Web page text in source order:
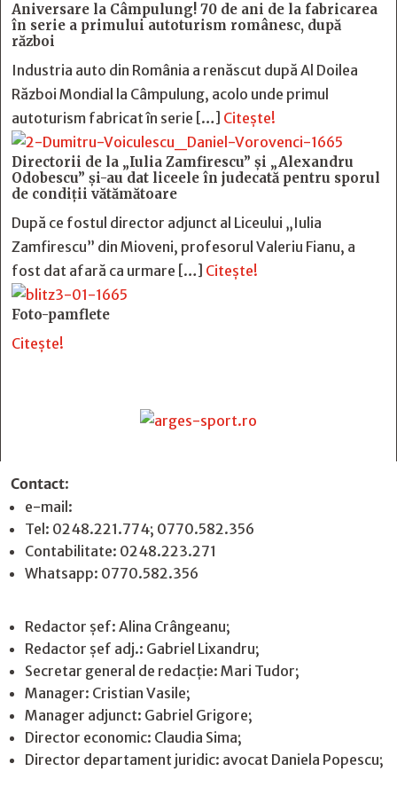
Aniversare la Câmpulung! 70 de ani de la fabricarea
în serie a primului autoturism românesc, după
război
Industria auto din România a renăscut după Al Doilea
Război Mondial la Câmpulung, acolo unde primul
autoturism fabricat în serie […] Citește!
Directorii de la „Iulia Zamfirescu” și „Alexandru
Odobescu” și-au dat liceele în judecată pentru sporul
de condiții vătămătoare
După ce fostul director adjunct al Liceului „Iulia
Zamfirescu” din Mioveni, profesorul Valeriu Fianu, a
fost dat afară ca urmare […] Citește!
Foto-pamflete
Citește!
Contact:
e-mail:
Tel: 0248.221.774; 0770.582.356
Contabilitate: 0248.223.271
Whatsapp: 0770.582.356
Redactor șef: Alina Crângeanu;
Redactor șef adj.: Gabriel Lixandru;
Secretar general de redacție: Mari Tudor;
Manager: Cristian Vasile;
Manager adjunct: Gabriel Grigore;
Director economic: Claudia Sima;
Director departament juridic: avocat Daniela Popescu;